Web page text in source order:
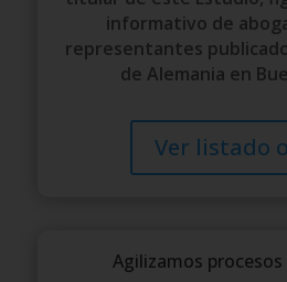
informativo de
representantes
de Alemania en
Ver listado
Agilizamos